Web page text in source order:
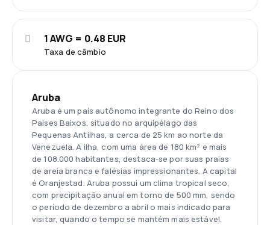
Taxa de câmbio
1 AWG = 0.48 EUR
Aruba
Aruba é um país autônomo integrante do Reino dos
Países Baixos, situado no arquipélago das
Pequenas Antilhas, a cerca de 25 km ao norte da
Venezuela. A ilha, com uma área de 180 km² e mais
de 108.000 habitantes, destaca-se por suas praias
de areia branca e falésias impressionantes. A capital
é Oranjestad. Aruba possui um clima tropical seco,
com precipitação anual em torno de 500 mm, sendo
o período de dezembro a abril o mais indicado para
visitar, quando o tempo se mantém mais estável.